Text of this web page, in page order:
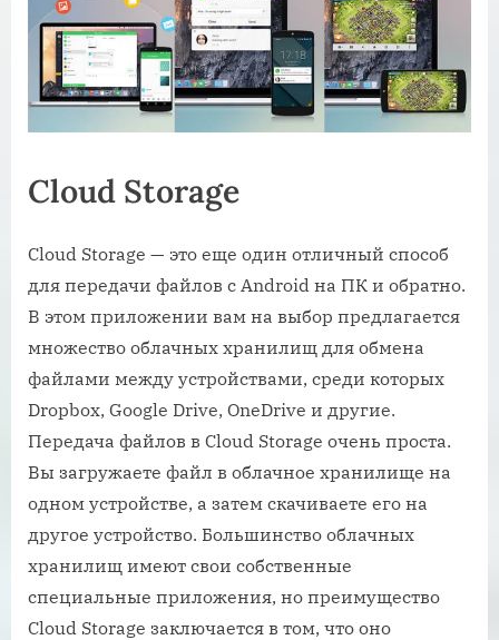
Cloud Storage
Cloud Storage — это еще один отличный способ
для передачи файлов с Android на ПК и обратно.
В этом приложении вам на выбор предлагается
множество облачных хранилищ для обмена
файлами между устройствами, среди которых
Dropbox, Google Drive, OneDrive и другие.
Передача файлов в Cloud Storage очень проста.
Вы загружаете файл в облачное хранилище на
одном устройстве, а затем скачиваете его на
другое устройство. Большинство облачных
хранилищ имеют свои собственные
специальные приложения, но преимущество
Cloud Storage заключается в том, что оно